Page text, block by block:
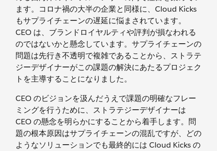
ます。コロナ禍の大半の企業と同様に、Cloud Kicks
もサプライチェーンの遅延に悩まされています。
CEO は、ブランドロイヤルティや評判が損なわれる
のではないかと懸念しています。サプライチェーンの
問題は先行き不透明で複雑であることから、ストラテ
ジーデザイナーがこの課題の解決にあたるプロジェク
トを主導することになりました。
CEO のビジョンを汲んだうえで課題の明確なフレー
ミングを行うために、ストラテジーデザイナーは
CEO の懸念を明らかにすることから着手します。問
題の根本原因はサプライチェーンの混乱ですが、どの
ようなソリューションでも最終的には Cloud Kicks の